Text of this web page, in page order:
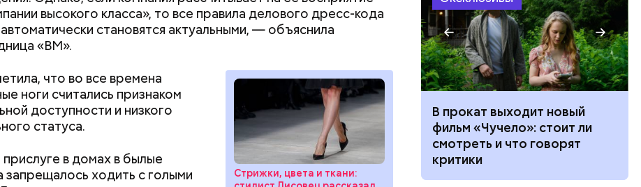
высокого класса», то все правила делового дресс-кода
становятся актуальными, — объяснила
«ВМ».
Стрижки, цвета и ткани:
что во все времена
ноги считались признаком
доступности и низкого
статуса.
в домах в былые
запрещалось ходить с голыми
знак бесконечности, то и дата была выбрана «08.08». В этот
организуются тематические лекции по математике и
а также проводят выставки на тему бесконечности.
Как банки будут
блокировать переводы при
ПО на устройствах клиентов
Разрыв в деньгах: как
обстоят дела с гендерными
стереотипами на рынке
труда в России
В прокат выходит новый
фильм «Чучело»: стоит ли
смотреть и что говорят
критики